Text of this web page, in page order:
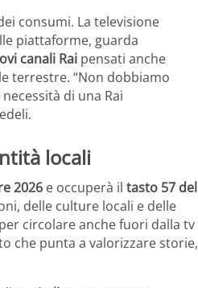
consumi. La televisione
piattaforme, guarda
canali Rai pensati anche
terrestre. “Non dobbiamo
di una Rai
locali
2026 e occuperà il tasto 57 del
delle culture locali e delle
circolare anche fuori dalla tv
che punta a valorizzare storie,